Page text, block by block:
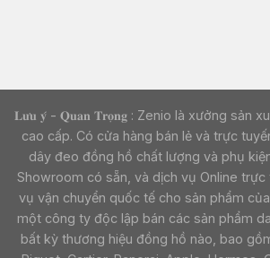
𝐋𝐮̛𝐮 𝐲́ - 𝐐𝐮𝐚𝐧 𝐓𝐫𝐨̣𝐧𝐠 : Zenio là xưởng sản
cao cấp. Có cửa hàng bán lẻ và trực
dây đeo đồng hồ chất lượng và phụ
Showroom có sẵn, và dịch vụ Online trực
vụ vận chuyển quốc tế cho sản phẩm
một công ty độc lập bán các sản phẩm
bất kỳ thương hiệu đồng hồ nào, bao